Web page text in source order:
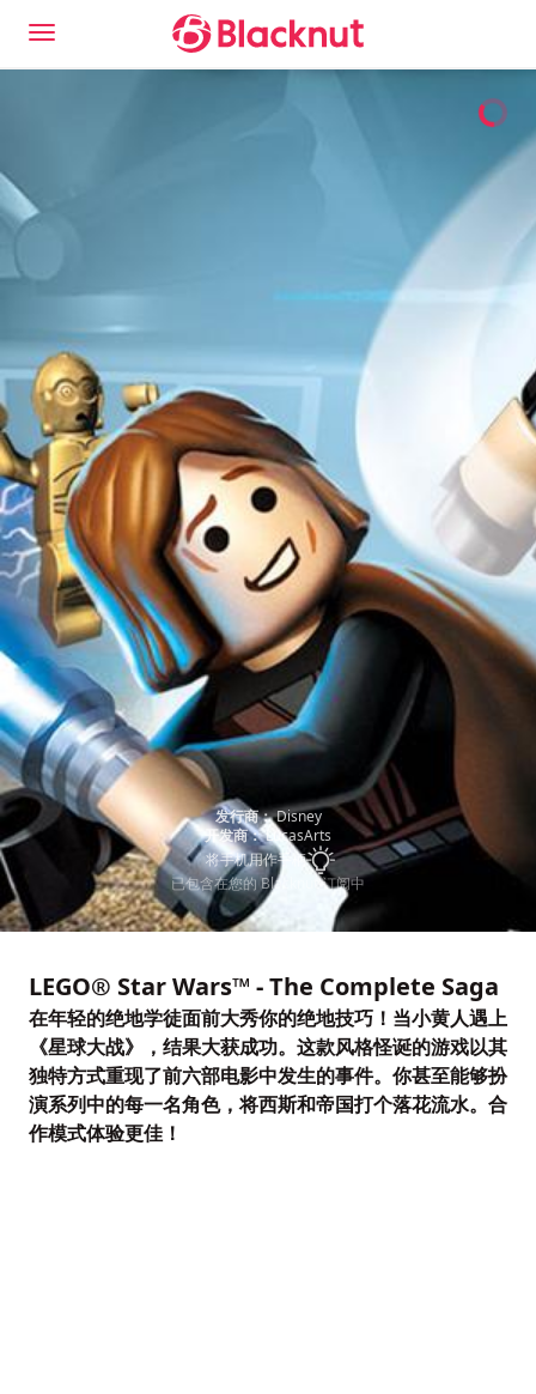
发行商：Disney
开发商：LucasArts
将手机用作手柄
已包含在您的 Blacknut 订阅中
LEGO® Star Wars™ - The Complete Saga
在年轻的绝地学徒面前大秀你的绝地技巧！当小黄人遇上
《星球大战》，结果大获成功。这款风格怪诞的游戏以其
独特方式重现了前六部电影中发生的事件。你甚至能够扮
演系列中的每一名角色，将西斯和帝国打个落花流水。合
作模式体验更佳！